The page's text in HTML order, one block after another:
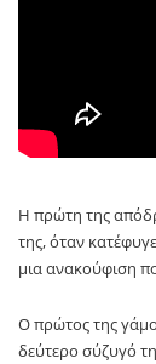
Η πρώτη της
της, όταν
μια ανακούφιση
Ο πρώτος της
δεύτερο σύζυγό